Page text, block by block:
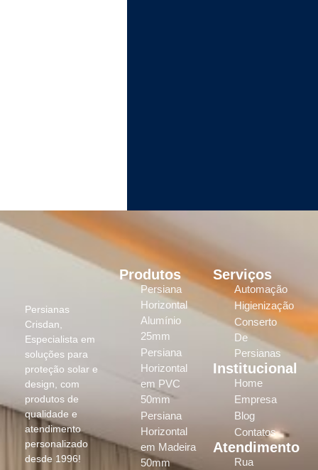
Persianas
Crisdan,
Especialista em
soluções para
proteção solar e
design, com
produtos de
qualidade e
atendimento
personalizado
desde 1996!
Produtos
Persiana
Horizontal
Alumínio
25mm
Persiana
Horizontal
em PVC
50mm
Persiana
Horizontal
em Madeira
50mm
Serviços
Automação
Higienização
Conserto
De
Persianas
Institucional
Home
Empresa
Blog
Contatos
Atendimento
Rua